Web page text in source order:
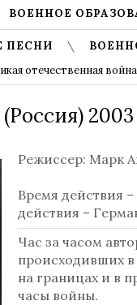
ВОЕННОЕ
ПЕСНИ
отечественная война
2003
Режиссер: Марк
Время действия –
действия –
Час за часом
происходивших в
на границах и в
часы войны.